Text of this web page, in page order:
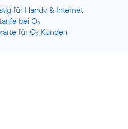
für Handy & Internet
bei O2
für O2 Kunden